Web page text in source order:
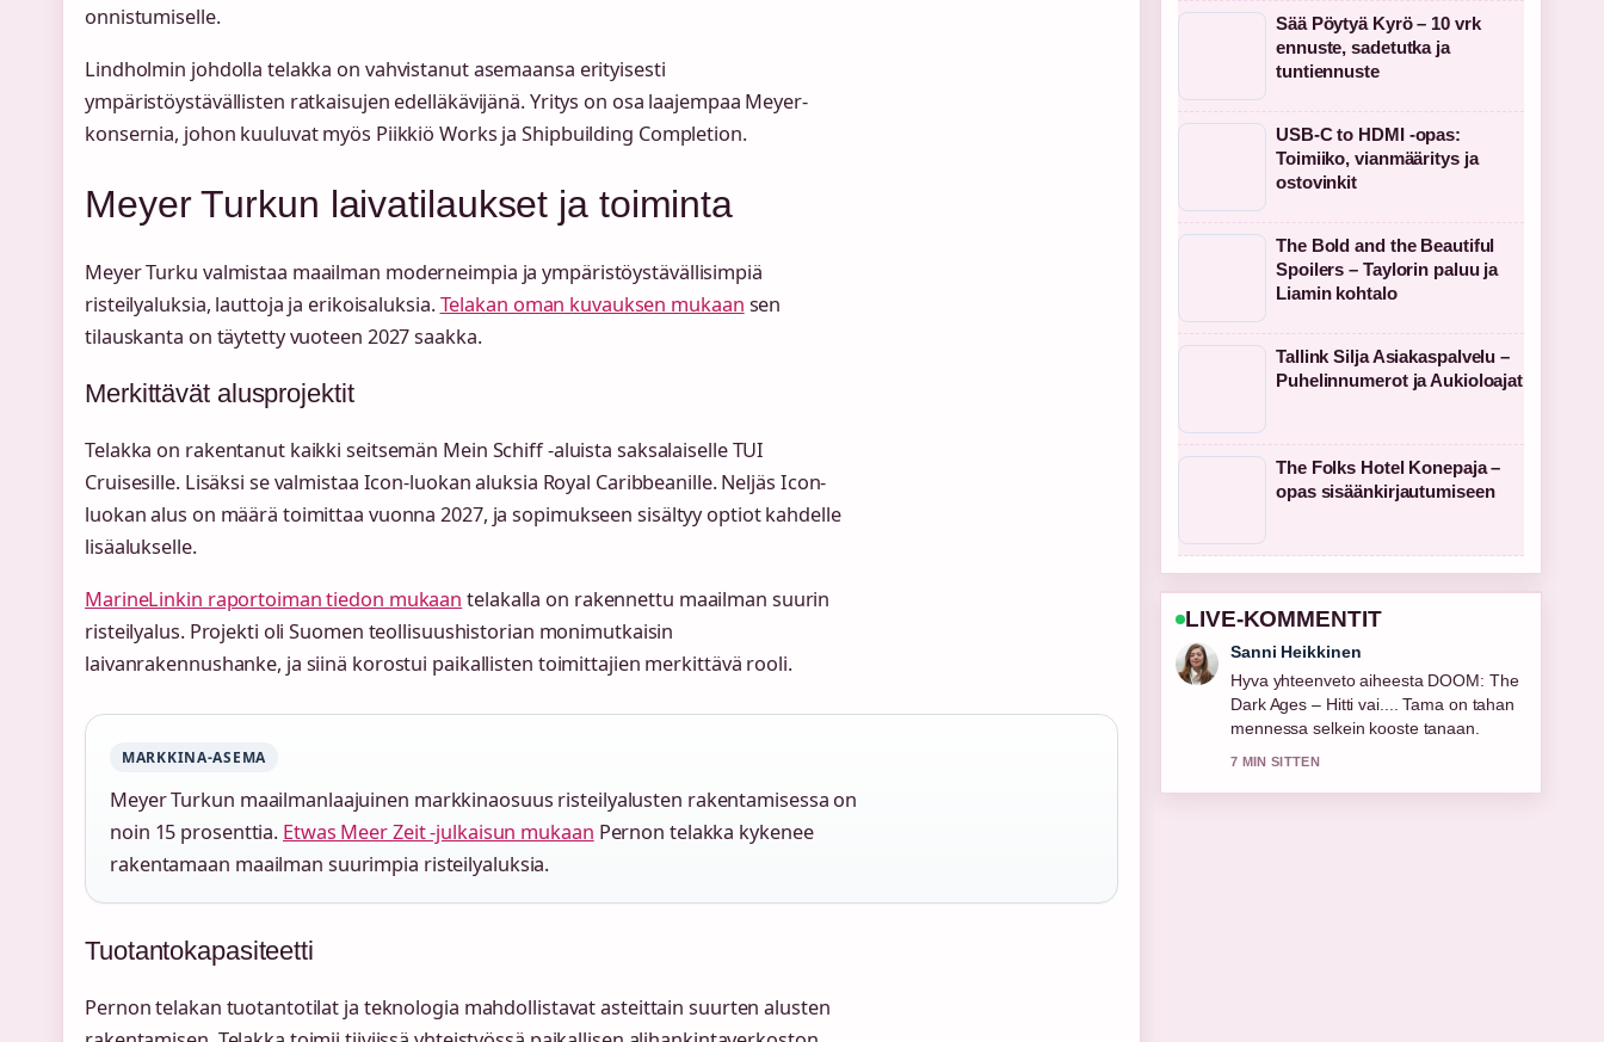
onnistumiselle.
Lindholmin johdolla telakka on vahvistanut asemaansa erityisesti
ympäristöystävällisten ratkaisujen edelläkävijänä. Yritys on osa laajempaa Meyer-
konsernia, johon kuuluvat myös Piikkiö Works ja Shipbuilding Completion.
Meyer Turkun laivatilaukset ja toiminta
Meyer Turku valmistaa maailman moderneimpia ja ympäristöystävällisimpiä
risteilyaluksia, lauttoja ja erikoisaluksia.Telakan oman kuvauksen mukaan sen
tilauskanta on täytetty vuoteen 2027 saakka.
Merkittävät alusprojektit
Telakka on rakentanut kaikki seitsemän Mein Schiff -aluista saksalaiselle TUI
Cruisesille. Lisäksi se valmistaa Icon-luokan aluksia Royal Caribbeanille. Neljäs Icon-
luokan alus on määrä toimittaa vuonna 2027, ja sopimukseen sisältyy optiot kahdelle
lisäalukselle.
MarineLinkin raportoiman tiedon mukaan telakalla on rakennettu maailman suurin
risteilyalus. Projekti oli Suomen teollisuushistorian monimutkaisin
laivanrakennushanke, ja siinä korostui paikallisten toimittajien merkittävä rooli.
MARKKINA-ASEMA
Meyer Turkun maailmanlaajuinen markkinaosuus risteilyalusten rakentamisessa on
noin 15 prosenttia. Etwas Meer Zeit -julkaisun mukaan Pernon telakka kykenee
rakentamaan maailman suurimpia risteilyaluksia.
Tuotantokapasiteetti
Pernon telakan tuotantotilat ja teknologia mahdollistavat asteittain suurten alusten
Sää Pöytyä Kyrö – 10 vrk
ennuste, sadetutka ja
tuntiennuste
USB-C to HDMI -opas:
Toimiiko, vianmääritys ja
ostovinkit
The Bold and the Beautiful
Spoilers – Taylorin paluu ja
Liamin kohtalo
Tallink Silja Asiakaspalvelu –
Puhelinnumerot ja Aukioloajat
The Folks Hotel Konepaja –
opas sisäänkirjautumiseen
LIVE-KOMMENTIT
Mikael Laine
Seuraan UPS-paketin seuranta: ohjeet
ja vinkit suomalaisille-lahetysta tarkasti
– arvostan tasapainoista savyja.
9 MIN SITTEN